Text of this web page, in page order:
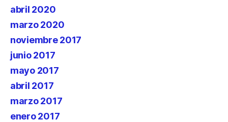
abril 2020
marzo 2020
noviembre 2017
junio 2017
mayo 2017
abril 2017
marzo 2017
enero 2017